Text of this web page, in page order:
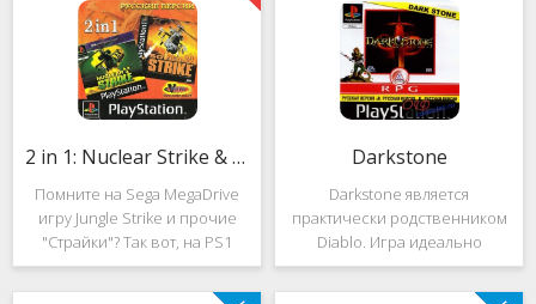
которой идёт битва за
королевство Азерот в мире
Средневековья с
народы объединяются в
борьбе с врагом, Земля
рушится, но
2 in 1: Nuclear Strike & Soviet Strike
Помните на Sega MegaDrive
игру Jungle Strike и прочие
"Страйки"? Так вот, на PS1
данная серия продолжила
своё существование. Вышло
Darkstone
Darkstone является
практически родственником
Diablo. Игра идеально
подойдёт для тех, кто ищет
альтернативу последнему.